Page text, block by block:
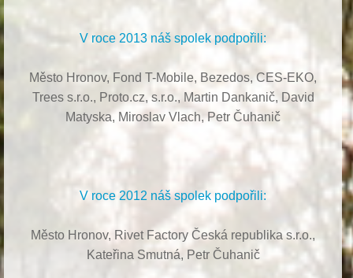
V roce 2013 náš spolek podpořili:
Město Hronov, Fond T-Mobile, Bezedos, CES-EKO,
Trees s.r.o., Proto.cz, s.r.o., Martin Dankanič, David
Matyska, Miroslav Vlach,Petr Čuhanič
V roce 2012 náš spolek podpořili:
Město Hronov, Rivet Factory Česká republika s.r.o.,
Kateřina Smutná, Petr Čuhanič